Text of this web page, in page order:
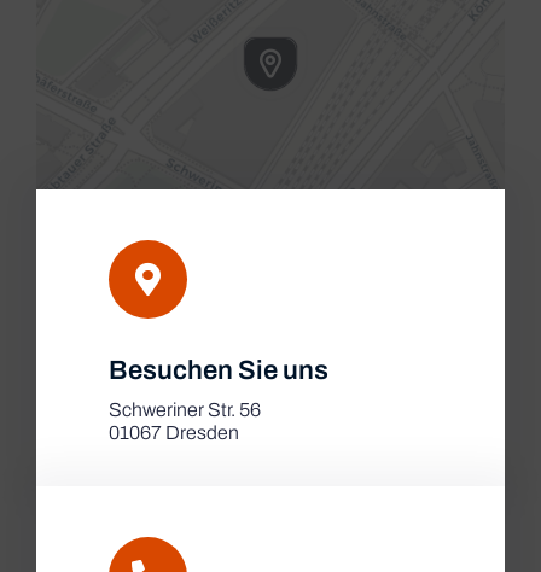
|Map tiles byCARTO, underCC BY 3.0
OpenStreetMap, under ODbL.
Besuchen Sie uns
Schweriner Str. 56
01067 Dresden